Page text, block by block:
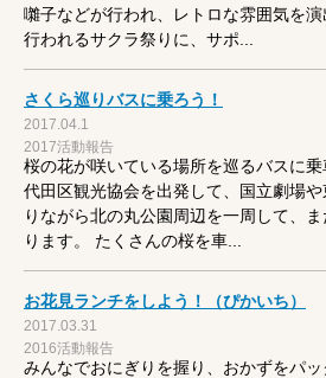
囃子などが行われ、レトロな雰囲気を
行われるサクラ祭りに、サポ...
さくら巡りバスに乗ろう！
2017.04.1
2017活動報告
桜の花が咲いている場所を巡るバスに
代田区観光協会を出発して、国立劇場
りながら北の丸公園周辺を一周して、
ります。 たくさんの桜を車...
お花見ランチをしよう！（ぴかいち）
2017.03.31
2016活動報告
みんなでおにぎりを握り、おかずをパ
お問い合わせ
ブログ
プライバシーポリシー